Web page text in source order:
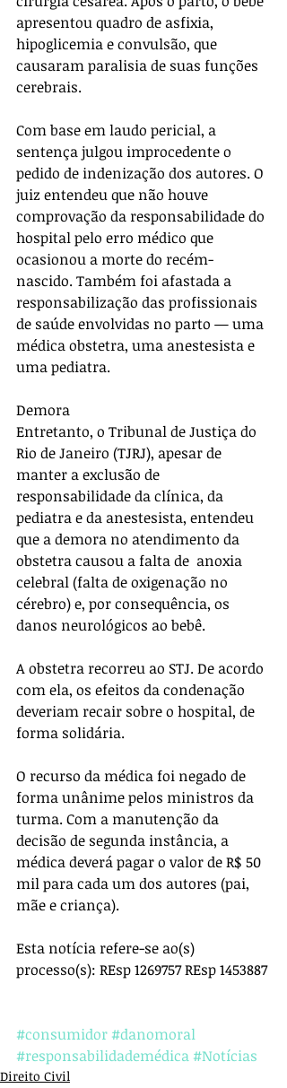
apresentou quadro de asfixia,
hipoglicemia e convulsão, que
causaram paralisia de suas funções
cerebrais.
Com base em laudo pericial, a
sentença julgou improcedente o
pedido de indenização dos autores. O
juiz entendeu que não houve
comprovação da responsabilidade do
hospital pelo erro médico que
ocasionou a morte do recém-
nascido. Também foi afastada a
responsabilização das profissionais
de saúde envolvidas no parto — uma
médica obstetra, uma anestesista e
uma pediatra.
Demora
Entretanto, o Tribunal de Justiça do
Rio de Janeiro (TJRJ), apesar de
manter a exclusão de
responsabilidade da clínica, da
pediatra e da anestesista, entendeu
que a demora no atendimento da
obstetra causou a falta de  anoxia
celebral (falta de oxigenação no
cérebro) e, por consequência, os
danos neurológicos ao bebê.
A obstetra recorreu ao STJ. De acordo
com ela, os efeitos da condenação
deveriam recair sobre o hospital, de
forma solidária.
O recurso da médica foi negado de
forma unânime pelos ministros da
turma. Com a manutenção da
decisão de segunda instância, a
médica deverá pagar o valor de R$ 50
mil para cada um dos autores (pai,
mãe e criança).
Esta notícia refere-se ao(s)
processo(s): REsp 1269757 REsp 1453887
#consumidor#danomoral
#responsabilidademédica#Notícias
Direito Civil